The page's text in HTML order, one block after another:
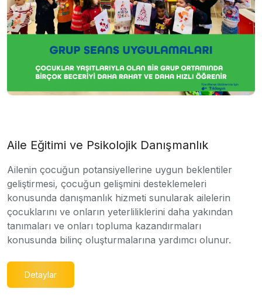
Aile Eğitimi ve Psikolojik Danışmanlık
Ailenin çocuğun potansiyellerine uygun beklentiler
geliştirmesi, çocuğun gelişmini desteklemeleri
konusunda danışmanlık hizmeti sunularak ailelerin
çocuklarını ve onların yeterliliklerini daha yakından
tanımaları ve onları topluma kazandırmaları
konusunda bilinç oluşturmalarına yardımcı olunur.
Detaylar